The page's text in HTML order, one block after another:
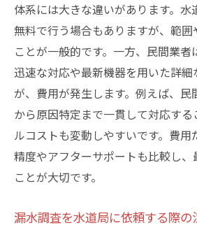
体系には大きな違いがあります。水
無料で行う場合もありますが、範
ことが一般的です。一方、民間業者
迅速な対応や最新機器を用いた詳
が、費用が発生します。例えば、民
から原因特定まで一貫して対応す
ルコストも変動しやすいです。費用
精度やアフターサポートも比較し
ことが大切です。
漏水調査を水道局に依頼する際の